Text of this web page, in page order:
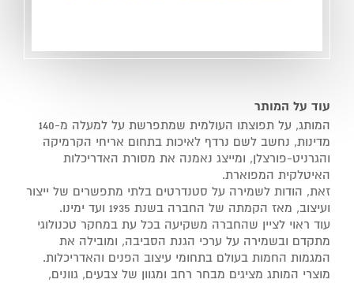
עוד על המותר
המותג, על תפוצתו העולמית שמתפרשת על למעלה מ-140
מדינות, נחשב לשם נרדף לאיכות בתחום אריחי הקרמיקה
והגרניט-פורצלן, ומייצג נאמנה את מסורת האדריכלות
האיטלקית המפוארת.
זאת, הודות לשמירה על סטנדרטים בלתי מתפשרים של ייצור
ועיצוב, מאז הקמתה של החברה בשנת 1935 ועד ימינו.
עוד ראוי לציין שהחברה משקיעה בכל עת במחקר טכנולוגי
מתקדם ובשמירה על ערכי הגנת הסביבה, ומובילה את
המגמות החמות בעולם בתחומי עיצוב הפנים והאדריכלות.
מוצרי המותג מציגים מבחר רחב ומגוון של צבעים, גוונים,